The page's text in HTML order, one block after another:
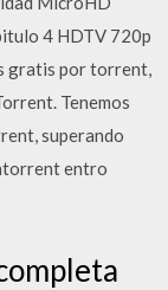
4 HDTV 720p
gratis por torrent,
Tenemos
superando
entro